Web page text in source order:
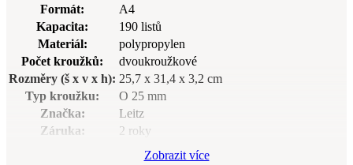
Formát:
A4
Kapacita:
190 listů
Materiál:
polypropylen
Počet kroužků:
dvoukroužkové
Rozměry (š x v x h): 25,7 x 31,4 x 3,2 cm
Typ kroužku:
O 25 mm
Značka:
Leitz
Záruka:
2 roky
Zobrazit více